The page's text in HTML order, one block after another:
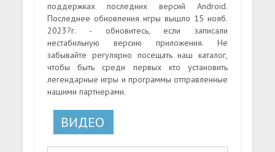
поддержках последних версий Android.
Последнее обновления игры вышло 15 нояб.
2023?г. - обновитесь, если записали
нестабильную версию приложения. Не
забывайте регулярно посещать наш каталог,
чтобы быть среди первых кто установить
легендарные игры и программы отправленные
нашими партнерами.
ВИДЕО